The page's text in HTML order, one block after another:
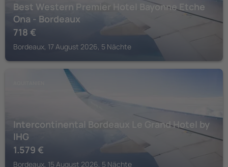
Best Western Premier Hotel Bayonne Etche
Ona - Bordeaux
718 €
Bordeaux, 17 August 2026, 5 Nächte
Intercontinental Bordeaux Le Grand Hotel by
IHG
1.579 €
Bordeaux, 15 August 2026, 5 Nächte